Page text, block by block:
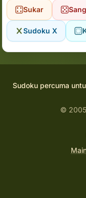
Sukar
Sudoku X
Sudoku percuma
©